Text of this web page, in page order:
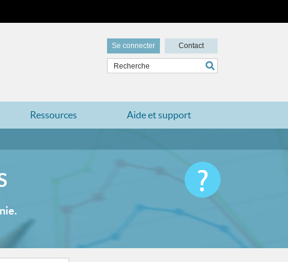
Se connecter Contact
Ressources Aide et support